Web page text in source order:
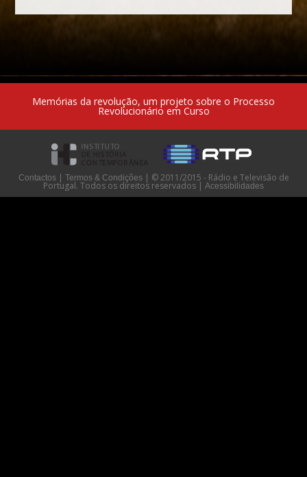
Memórias da revolução, um projeto sobre o Processo
Revolucionário em Curso
Contactos | Termos & Condições | © 2011/2015 - Rádio e Televisão de
Portugal. Todos os direitos reservados | Acessibilidades